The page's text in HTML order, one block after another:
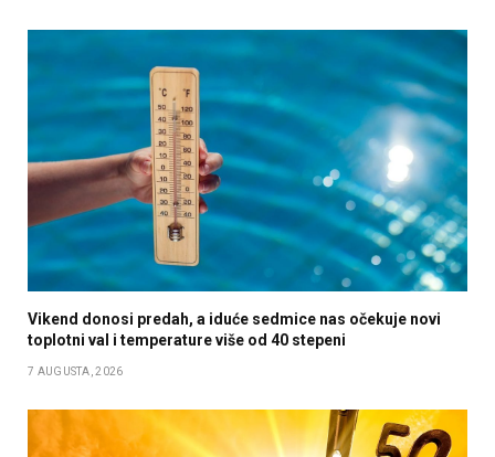
Vikend donosi predah, a iduće sedmice nas očekuje novi
toplotni val i temperature više od 40 stepeni
7 AUGUSTA, 2026